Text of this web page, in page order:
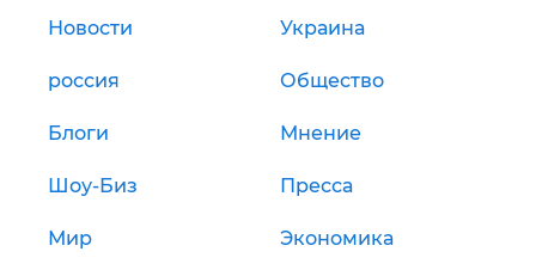
Новости Украина
россия Общество
Блоги Мнение
Шоу-Биз Пресса
Мир Экономика